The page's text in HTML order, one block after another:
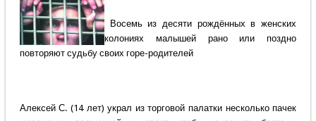
Восемь из десяти рождённых в женских
колониях малышей рано или поздно
повторяют судьбу своих горе-родителей
Алексей С. (14 лет) украл из торговой палатки несколько пачек